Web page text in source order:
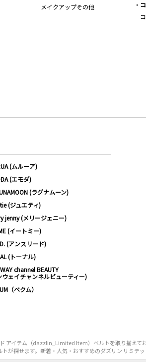
メイクアップその他
(ムルーア)
(エモダ)
(ラグナムーン)
(ジュエティ)
jenny (メリージェニー)
(イートミー)
(アンスリード)
(トーナル)
channel BEAUTY
ウェイチャンネルビューティー)
（ベクム）
アイテム（dazzlin_Limited Item）ベルトを取り揃え
が探せます。新着・人気・おすすめのダズリン リミ